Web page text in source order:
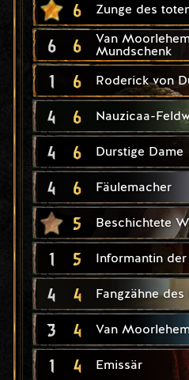
6 Zunge des
6 6
Van
Mundschenk
1 6 Roderick von
4 6 Nauzicaa-
4 6 Durstige Dame
4 6 Fäulemacher
5 Beschichtete
1 5 Informantin
4 4 Fangzähne
3 4 Van
1 4 Emissär